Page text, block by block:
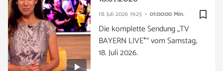
bookmark_border
18. Juli 2026 19:25 01:00:00 Min.
Die komplette Sendung „TV
BAYERN LIVE*“ vom Samstag,
18. Juli 2026.